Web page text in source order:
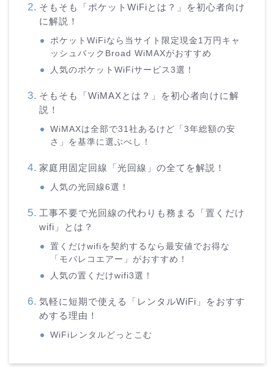
そもそも「ポケットWiFiとは？」を初心者向け
に解説！
ポケットWiFiなら当サイト限定現金1万円キャ
ッシュバックBroad WiMAXがおすすめ
人気のポケットWiFiサービス3選！
そもそも「WiMAXとは？」を初心者向けに解
説！
WiMAXは全部で31社あるけど「3年総額の安
さ」を基準に選ぶべし！
家庭用固定回線「光回線」の全てを解説！
人気の光回線6選！
工事不要で光回線の代わりも務まる「置くだけ
wifi」とは？
置くだけwifiを契約するなら最安値でお得な
「モバレコエアー」がおすすめ！
人気の置くだけwifi3選！
気軽に短期で使える「レンタルWiFi」をおすす
めする理由！
WiFiレンタルどっとこむ